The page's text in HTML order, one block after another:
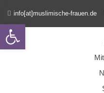
info[at]muslimische-frauen.de
Open toolbar